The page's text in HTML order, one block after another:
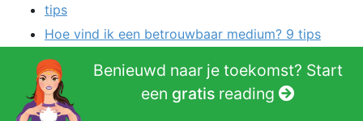
tips
Hoe vind ik een betrouwbaar medium? 9 tips
Moeder Aarde dagkaart trekken online +
betekenis van 44 kaarten
Het vijfde chakra: het keelchakra
Benieuwd naar je toekomst? Start
een gratis reading